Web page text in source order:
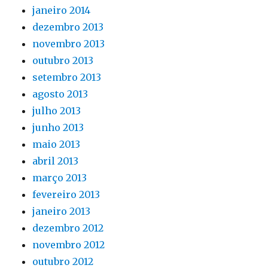
janeiro 2014
dezembro 2013
novembro 2013
outubro 2013
setembro 2013
agosto 2013
julho 2013
junho 2013
maio 2013
abril 2013
março 2013
fevereiro 2013
janeiro 2013
dezembro 2012
novembro 2012
outubro 2012